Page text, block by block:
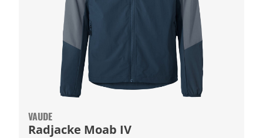
VAUDE
Radjacke Moab IV